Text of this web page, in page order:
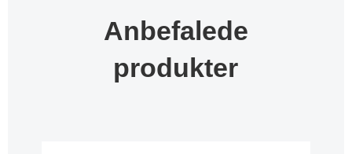
Anbefalede
produkter